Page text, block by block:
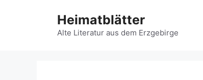
Heimatblätter
Alte Literatur aus dem Erzgebirge